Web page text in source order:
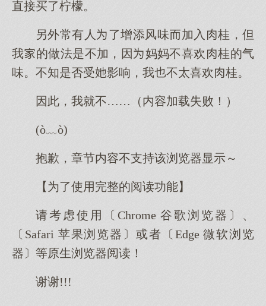
直接买了柠檬。
另外常有人了增添风味加入桂，但
我的做法是不加，因妈妈不喜欢桂的气
味。不知是否受影响，我不太喜欢桂。
因此，我就不……（内容加载失败！）
(ò﹏ò)
抱歉，章节内容不支持该浏览器显示～
【为了使用完整的阅读功能】
请考虑使用〔Chrome 谷歌浏览器〕、
〔Safari 苹果浏览器〕或者〔Edge 微软浏览
器〕等原生浏览器阅读！
谢谢!!!